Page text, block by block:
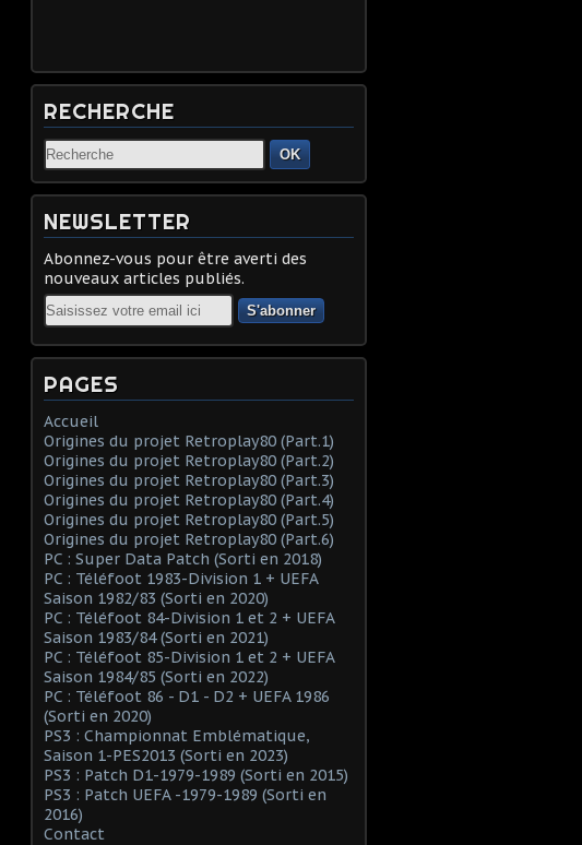
RECHERCHE
OK
NEWSLETTER
Abonnez-vous pour être averti des
nouveaux articles publiés.
Email
PAGES
Accueil
Origines du projet Retroplay80 (Part.1)
Origines du projet Retroplay80 (Part.2)
Origines du projet Retroplay80 (Part.3)
Origines du projet Retroplay80 (Part.4)
Origines du projet Retroplay80 (Part.5)
Origines du projet Retroplay80 (Part.6)
PC : Super Data Patch (Sorti en 2018)
PC : Téléfoot 1983-Division 1 + UEFA
Saison 1982/83 (Sorti en 2020)
PC : Téléfoot 84-Division 1 et 2 + UEFA
Saison 1983/84 (Sorti en 2021)
PC : Téléfoot 85-Division 1 et 2 + UEFA
Saison 1984/85 (Sorti en 2022)
PC : Téléfoot 86 - D1 - D2 + UEFA 1986
(Sorti en 2020)
PS3 : Championnat Emblématique,
Saison 1-PES2013 (Sorti en 2023)
PS3 : Patch D1-1979-1989 (Sorti en 2015)
PS3 : Patch UEFA -1979-1989 (Sorti en
2016)
Contact